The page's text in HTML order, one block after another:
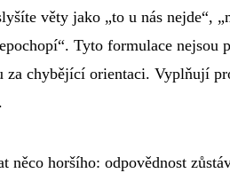
věty jako „to u nás nejde“,
Tyto formulace nejsou
za chybějící orientaci. Vyplňují
něco horšího: odpovědnost